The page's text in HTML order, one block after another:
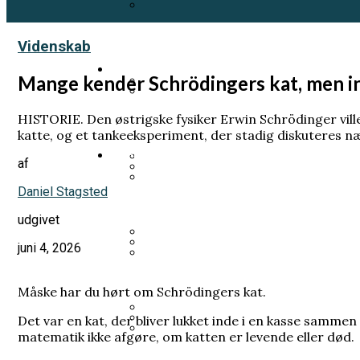
Prins Andrew planlægger sin
Kronprins Håkon:
Pia Kjærsgaard forlod sit parti
Videnskab
Mange kender Schrödingers
Videnskab
Mange kender Schrödingers kat,
HISTORIE. Den østrigske fysiker Erwin Schrödinger
katte, og et tankeeksperiment, der stadig diskuteres
af
Daniel Stagsted
udgivet
juni 4, 2026
Måske har du hørt om Schrödingers kat.
Det var en kat, der bliver lukket inde i en kasse
matematik ikke afgøre, om katten er levende eller død.